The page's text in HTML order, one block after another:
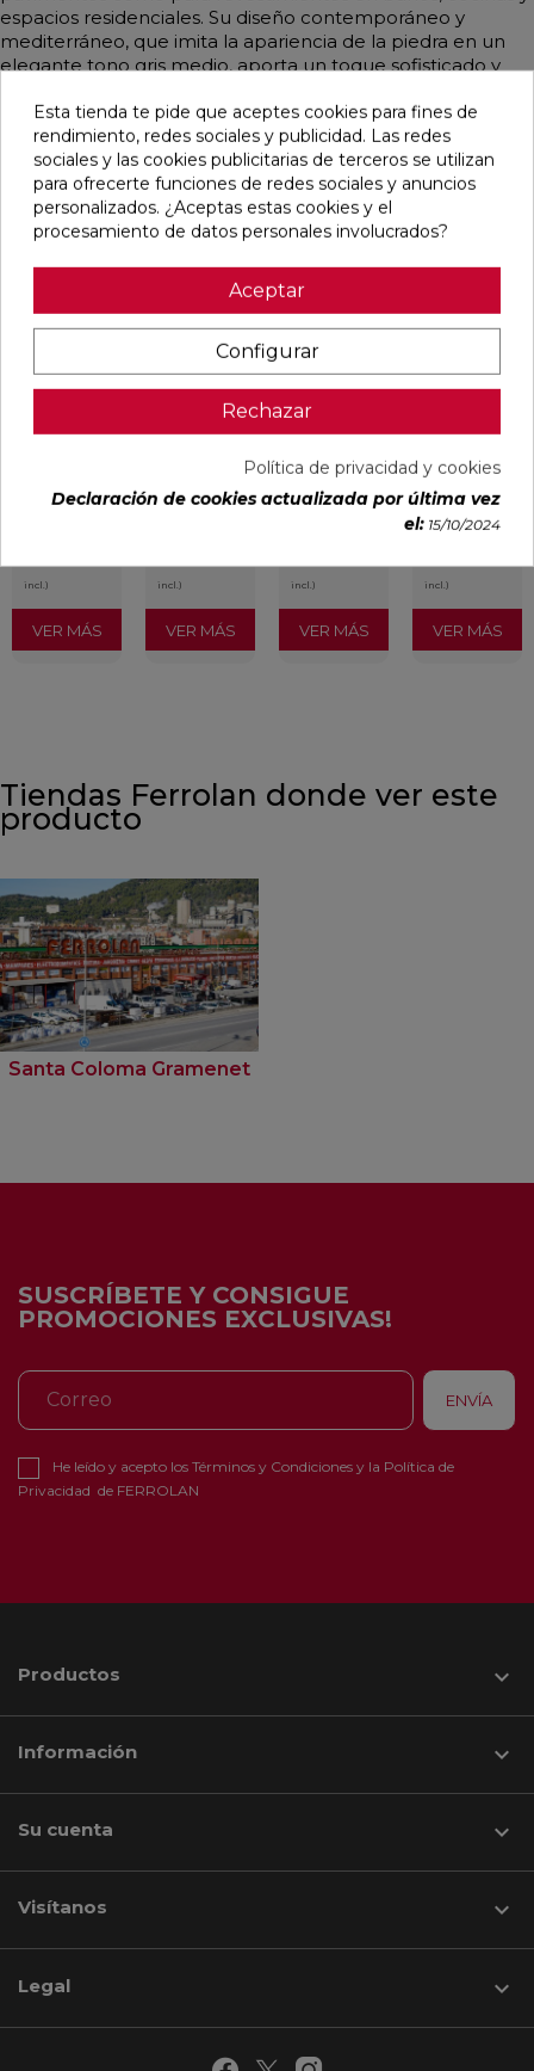
espacios residenciales. Su diseño contemporáneo y
mediterráneo, que imita la apariencia de la piedra en un
elegante tono gris medio, aporta un toque sofisticado y
Pensamos que te puede interesar
ALAPLANA
BODO
60X120
PVP
incl.)
favorite
VER MÁS
VERONA
WHITE MATE
RECTIFICADO
PVP
incl.)
favorite
VER MÁS
KAWAII GREY
MATE
31,6X100
RECTIFICADO
91080491
PVP
incl.)
favorite
VER MÁS
PALOMASTONE
WALL WHITE
RECTIFICADO
91118501ceràmica
PVP
30,13 €
incl.)
favorite
VER MÁS
Tiendas Ferrolan donde ver este
producto
Santa Coloma Gramenet
SUSCRÍBETE Y CONSIGUE
PROMOCIONES EXCLUSIVAS!
He leído y acepto los Términos y Condiciones y la Política de
Privacidad de FERROLAN
Productos 
Información 
Su cuenta 
Visítanos keyboard_arrow_down
Legal 
Esta tienda te pide que aceptes cookies para fines de
rendimiento, redes sociales y publicidad. Las redes
sociales y las cookies publicitarias de terceros se utilizan
para ofrecerte funciones de redes sociales y anuncios
personalizados. ¿Aceptas estas cookies y el
procesamiento de datos personales involucrados?
Aceptar
Configurar
Rechazar
Política de privacidad y cookies
Declaración de cookies actualizada por última vez
el: 15/10/2024